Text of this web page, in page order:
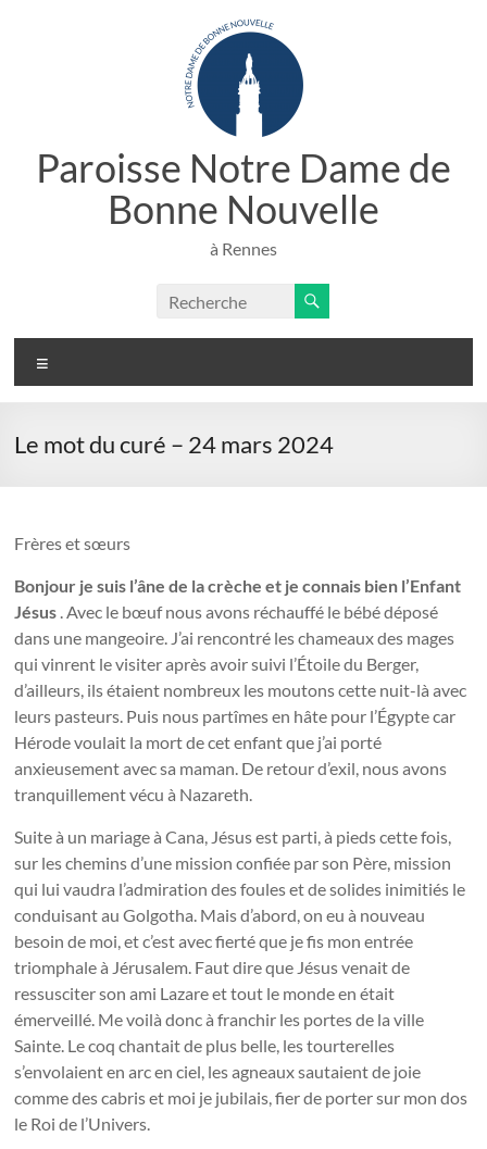
Paroisse Notre Dame de
Bonne Nouvelle
à Rennes
Le mot du curé – 24 mars 2024
Frères et sœurs
Bonjour je suis l’âne de la crèche et je connais bien l’Enfant
Jésus . Avec le bœuf nous avons réchauffé le bébé déposé
dans une mangeoire. J’ai rencontré les chameaux des mages
qui vinrent le visiter après avoir suivi l’Étoile du Berger,
d’ailleurs, ils étaient nombreux les moutons cette nuit-là avec
leurs pasteurs. Puis nous partîmes en hâte pour l’Égypte car
Hérode voulait la mort de cet enfant que j’ai porté
anxieusement avec sa maman. De retour d’exil, nous avons
tranquillement vécu à Nazareth.
Suite à un mariage à Cana, Jésus est parti, à pieds cette fois,
sur les chemins d’une mission confiée par son Père, mission
qui lui vaudra l’admiration des foules et de solides inimitiés le
conduisant au Golgotha. Mais d’abord, on eu à nouveau
besoin de moi, et c’est avec fierté que je fis mon entrée
triomphale à Jérusalem. Faut dire que Jésus venait de
ressusciter son ami Lazare et tout le monde en était
émerveillé. Me voilà donc à franchir les portes de la ville
Sainte. Le coq chantait de plus belle, les tourterelles
s’envolaient en arc en ciel, les agneaux sautaient de joie
comme des cabris et moi je jubilais, fier de porter sur mon dos
le Roi de l’Univers.